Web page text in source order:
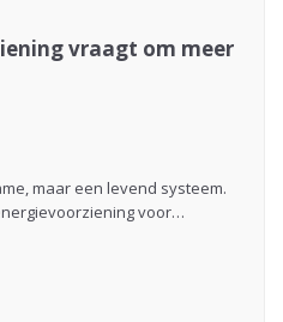
vraagt om meer
maar een levend systeem.
voor…